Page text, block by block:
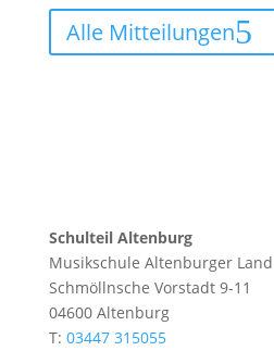
Alle Mitteilungen
Schulteil Altenburg
Musikschule Altenburger Land
Schmöllnsche Vorstadt 9-11
04600 Altenburg
T: 03447 315055